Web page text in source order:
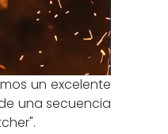
un excelente
una secuencia